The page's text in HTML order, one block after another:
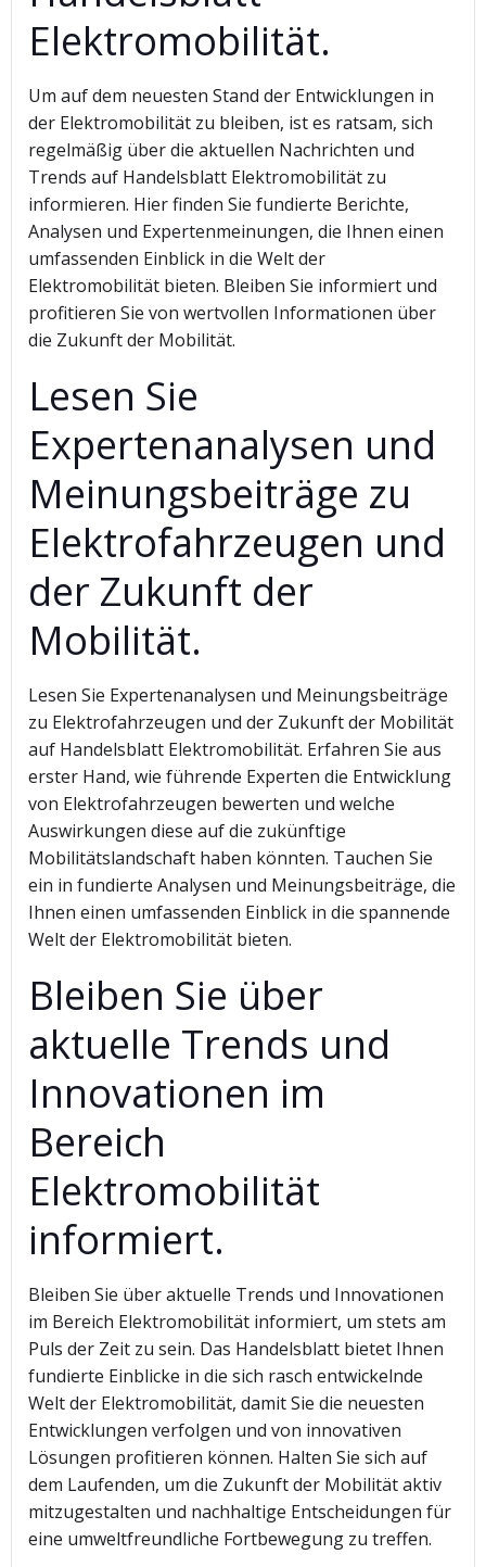
Elektromobilität.
Um auf dem neuesten Stand der Entwicklungen in
der Elektromobilität zu bleiben, ist es ratsam, sich
regelmäßig über die aktuellen Nachrichten und
Trends auf Handelsblatt Elektromobilität zu
informieren. Hier finden Sie fundierte Berichte,
Analysen und Expertenmeinungen, die Ihnen einen
umfassenden Einblick in die Welt der
Elektromobilität bieten. Bleiben Sie informiert und
profitieren Sie von wertvollen Informationen über
die Zukunft der Mobilität.
Lesen Sie
Expertenanalysen und
Meinungsbeiträge zu
Elektrofahrzeugen und
der Zukunft der
Mobilität.
Lesen Sie Expertenanalysen und Meinungsbeiträge
zu Elektrofahrzeugen und der Zukunft der Mobilität
auf Handelsblatt Elektromobilität. Erfahren Sie aus
erster Hand, wie führende Experten die Entwicklung
von Elektrofahrzeugen bewerten und welche
Auswirkungen diese auf die zukünftige
Mobilitätslandschaft haben könnten. Tauchen Sie
ein in fundierte Analysen und Meinungsbeiträge, die
Ihnen einen umfassenden Einblick in die spannende
Welt der Elektromobilität bieten.
Bleiben Sie über
aktuelle Trends und
Innovationen im
Bereich
Elektromobilität
informiert.
Bleiben Sie über aktuelle Trends und Innovationen
im Bereich Elektromobilität informiert, um stets am
Puls der Zeit zu sein. Das Handelsblatt bietet Ihnen
fundierte Einblicke in die sich rasch entwickelnde
Welt der Elektromobilität, damit Sie die neuesten
Entwicklungen verfolgen und von innovativen
Lösungen profitieren können. Halten Sie sich auf
dem Laufenden, um die Zukunft der Mobilität aktiv
mitzugestalten und nachhaltige Entscheidungen für
eine umweltfreundliche Fortbewegung zu treffen.